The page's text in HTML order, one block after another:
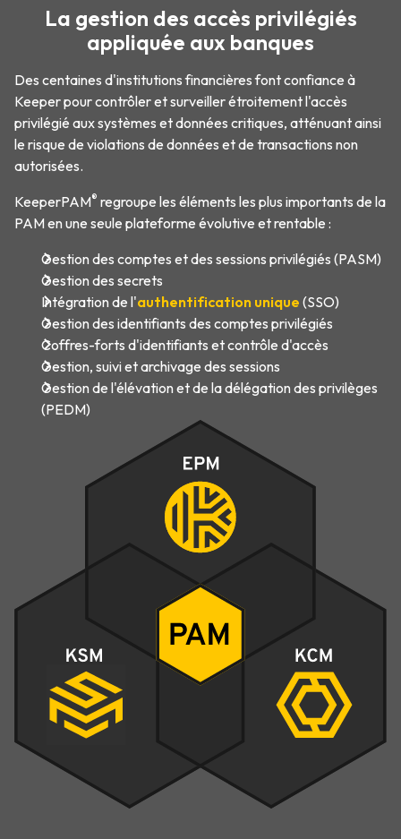
La gestion des accès privilégiés
appliquée aux banques
Des centaines d'institutions financières font confiance à
Keeper pour contrôler et surveiller étroitement l'accès
privilégié aux systèmes et données critiques, atténuant ainsi
le risque de violations de données et de transactions non
autorisées.
KeeperPAM® regroupe les éléments les plus importants de la
PAM en une seule plateforme évolutive et rentable :
Gestion des comptes et des sessions privilégiés (PASM)
Gestion des secrets
Intégration de l'authentification unique (SSO)
Gestion des identifiants des comptes privilégiés
Coffres-forts d'identifiants et contrôle d'accès
Gestion, suivi et archivage des sessions
Gestion de l'élévation et de la délégation des privilèges
(PEDM)